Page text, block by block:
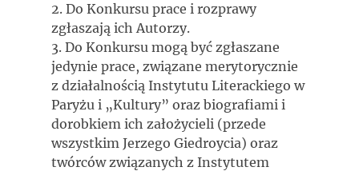
2. Do Konkursu prace i rozprawy
zgłaszają ich Autorzy.
3. Do Konkursu mogą być zgłaszane
jedynie prace, związane merytorycznie
z działalnością Instytutu Literackiego w
Paryżu i „Kultury” oraz biografiami i
dorobkiem ich założycieli (przede
wszystkim Jerzego Giedroycia) oraz
twórców związanych z Instytutem